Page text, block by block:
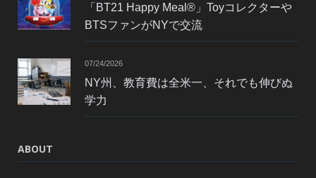
「BT21 Happy Meal®」Toyコレクターや
BTSファンがNYで交流
07/24/2026
NY州、教育費は全米一、それでも伸びぬ
学力
ABOUT